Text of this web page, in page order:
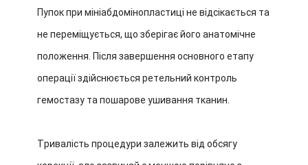
Пупок при мініабдомінопластиці не відсікається та
не переміщується, що зберігає його анатомічне
положення. Після завершення основного етапу
операції здійснюється ретельний контроль
гемостазу та пошарове ушивання тканин.
Тривалість процедури залежить від обсягу